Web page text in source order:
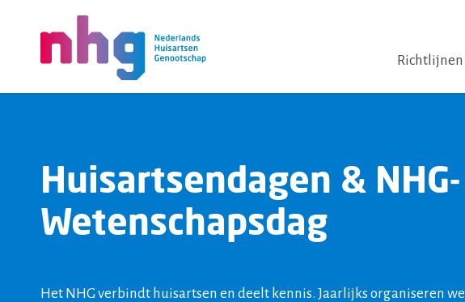
NHG
Richtlijnen
Huisartsendagen & NHG-
Wetenschapsdag
Het NHG verbindt huisartsen en deelt kennis. Jaarlijks organiseren we